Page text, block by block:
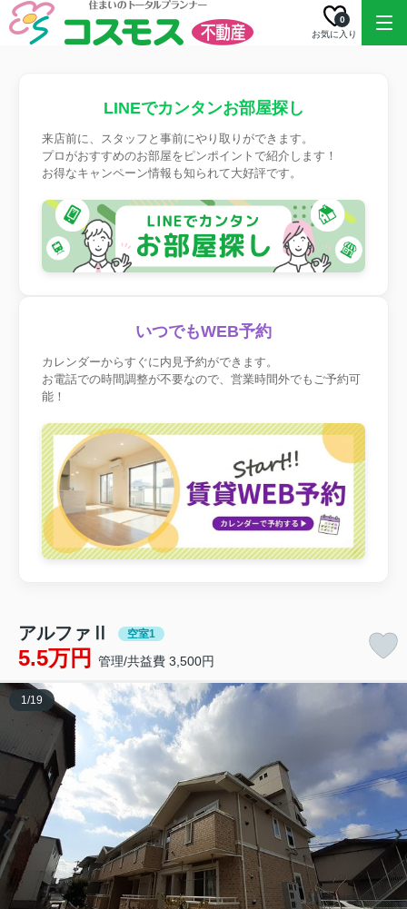
お気に入り
0
LINEでカンタンお部屋探し
来店前に、スタッフと事前にやり取りができます。
プロがおすすめのお部屋をピンポイントで紹介します！
お得なキャンペーン情報も知られて大好評です。
いつでもWEB予約
カレンダーからすぐに内見予約ができます。
お電話での時間調整が不要なので、営業時間外でもご予約可
能！
アルファⅡ 空室1
5.5万円 管理/共益費 3,500円
1/19